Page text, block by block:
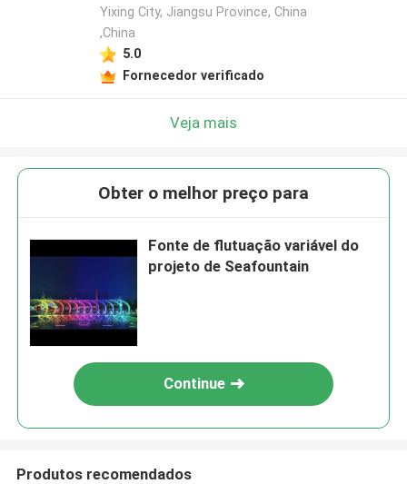
Yixing City, Jiangsu Province, China
,China
5.0
Fornecedor verificado
Veja mais
Obter o melhor preço para
Fonte de flutuação variável do
projeto de Seafountain
Continue
Produtos recomendados